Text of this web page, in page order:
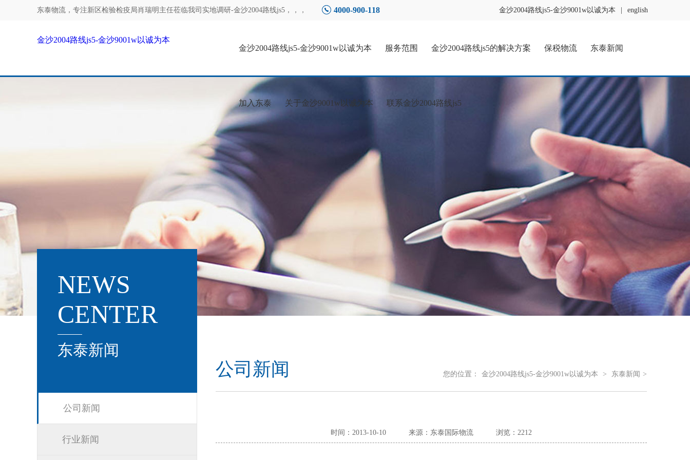
东泰物流，专注新区检验检疫局肖瑞明主任莅临我司实地调研-金沙2004路线js5 ，，， 4000-900-118 金沙2004路线js5-金沙9001w以诚为本 english
金沙2004路线js5-金沙9001w以诚为本
金沙2004路线js5-金沙9001w以诚为本
服务范围 金沙2004路线js5的解决方案 保税物流 东泰新闻
加入东泰 关于金沙9001w以诚为本 联系金沙2004路线js5
NEWS
CENTER
东泰新闻
公司新闻
行业新闻
公司新闻 您的位置： 金沙2004路线js5-金沙9001w以诚为本 > 东泰新闻 >
时间：2013-10-10 来源：东泰国际物流 浏览：2212